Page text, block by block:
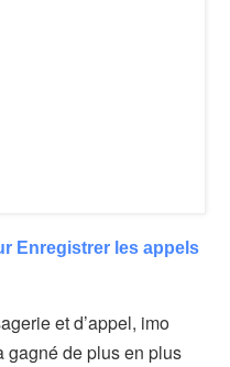
Enregistrer les appels
et d’appel, imo
gagné de plus en plus